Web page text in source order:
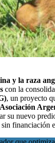
y la raza
con la
, un proyecto
Asociación
su nuevo
financiación